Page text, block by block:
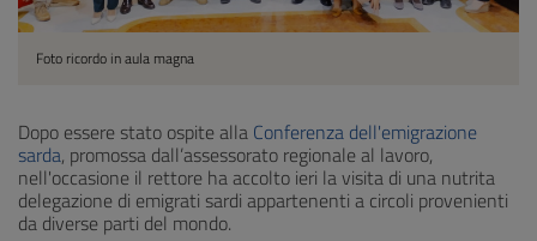
Foto ricordo in aula magna
Dopo essere stato ospite alla Conferenza dell'emigrazione
sarda, promossa dall’assessorato regionale al lavoro,
nell'occasione il rettore ha accolto ieri la visita di una nutrita
delegazione di emigrati sardi appartenenti a circoli provenienti
da diverse parti del mondo.